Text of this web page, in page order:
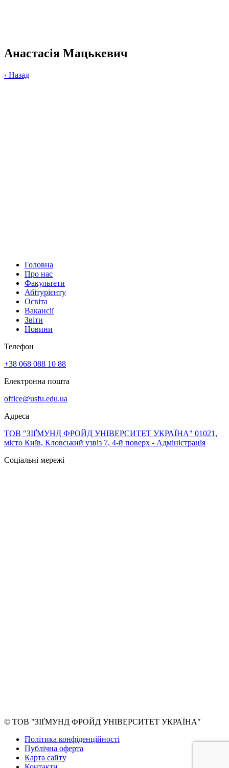
Анастасія Мацькевич
‹ Назад
Головна
Про нас
Факультети
Абітурієнту
Освіта
Вакансії
Звіти
Новини
Телефон
+38 068 088 10 88
Електронна пошта
office@usfu.edu.ua
Адреса
ТОВ "ЗІҐМУНД ФРОЙД УНІВЕРСИТЕТ УКРАЇНА" 01021,
місто Київ, Кловський узвіз 7, 4-й поверх - Адміністрація
Соціальні мережі
© ТОВ "ЗІҐМУНД ФРОЙД УНІВЕРСИТЕТ УКРАЇНА"
Політика конфіденційності
Публічна оферта
Карта сайту